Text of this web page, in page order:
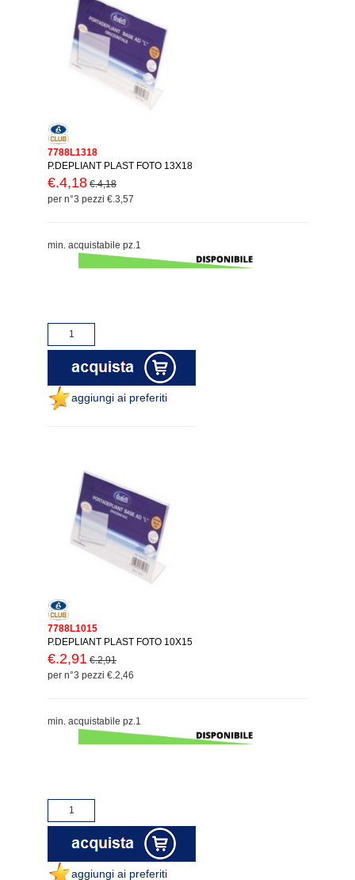
7788L1318
P.DEPLIANT PLAST FOTO 13X18
€.4,18 €.4,18
per n°3 pezzi €.3,57
min. acquistabile pz.1
aggiungi ai preferiti
7788L1015
P.DEPLIANT PLAST FOTO 10X15
€.2,91 €.2,91
per n°3 pezzi €.2,46
min. acquistabile pz.1
aggiungi ai preferiti